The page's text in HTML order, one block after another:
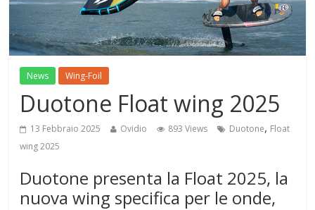
News Wing-Foil
Duotone Float wing 2025
13 Febbraio 2025 Ovidio 893 Views Duotone, Float
wing 2025
Duotone presenta la Float 2025, la
nuova wing specifica per le onde,